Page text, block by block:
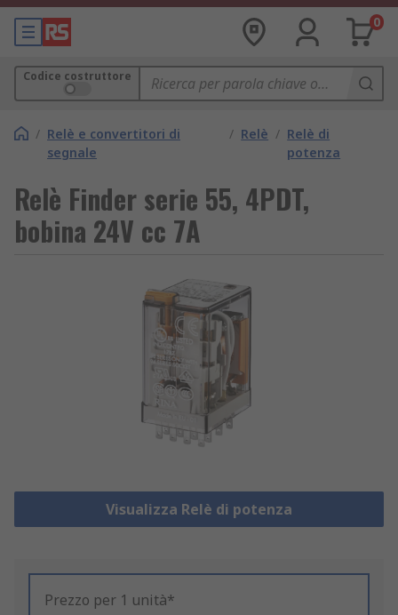
0
Codice costruttore
/ Relè e convertitori di
segnale
/ Relè / Relè di
potenza
Relè Finder serie 55, 4PDT,
bobina 24V cc 7A
Visualizza Relè di potenza
Prezzo per 1 unità*